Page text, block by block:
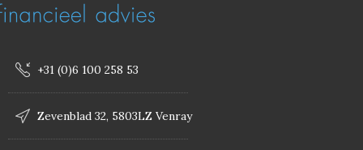
+31 (0)6 100 258 53
Zevenblad 32, 5803LZ Venray